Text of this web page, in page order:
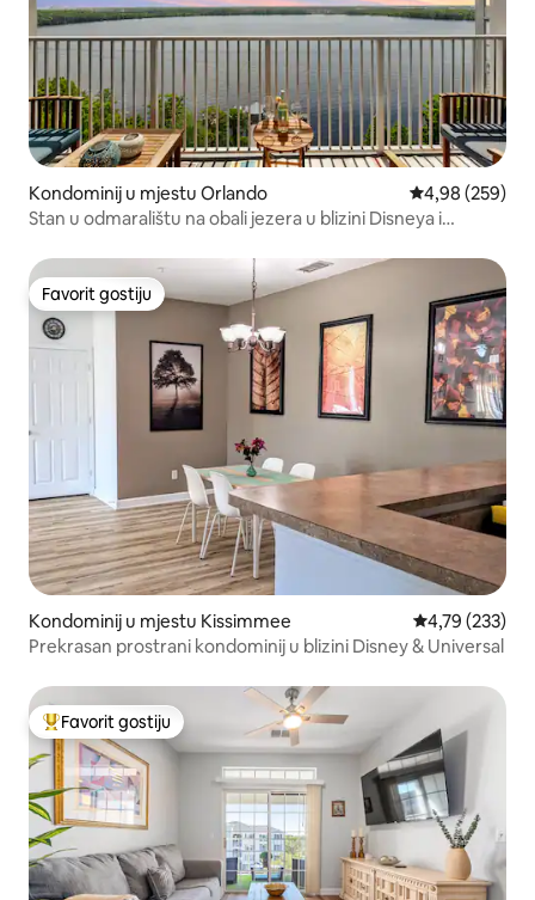
Kondominij u mjestu Orlando Prosječna
4,98 (259)
Stan u odmaralištu na obali jezera u blizini Disneya i
Favorit gostiju
Favorit gostiju
Kondominij u mjestu Kissimmee Prosječna
4,79 (233)
Prekrasan prostrani kondominij u blizini Disney & Universal
Glavni favorit gostiju
Favorit gostiju